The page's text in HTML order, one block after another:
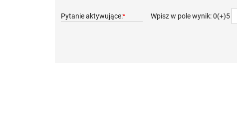
Pytanie aktywujące:* Wpisz w pole wynik: 0(+)5